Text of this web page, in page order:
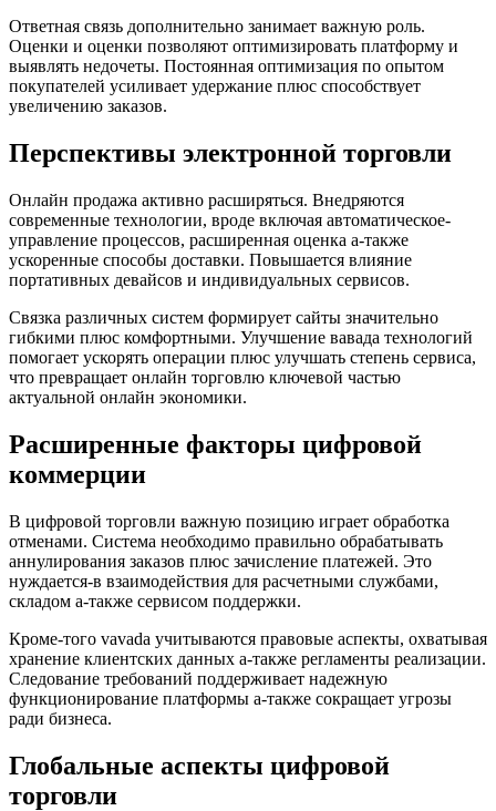
Ответная связь дополнительно занимает важную роль.
Оценки и оценки позволяют оптимизировать платформу и
выявлять недочеты. Постоянная оптимизация по опытом
покупателей усиливает удержание плюс способствует
увеличению заказов.
Перспективы электронной торговли
Онлайн продажа активно расширяться. Внедряются
современные технологии, вроде включая автоматическое-
управление процессов, расширенная оценка а-также
ускоренные способы доставки. Повышается влияние
портативных девайсов и индивидуальных сервисов.
Связка различных систем формирует сайты значительно
гибкими плюс комфортными. Улучшение вавада технологий
помогает ускорять операции плюс улучшать степень сервиса,
что превращает онлайн торговлю ключевой частью
актуальной онлайн экономики.
Расширенные факторы цифровой
коммерции
В цифровой торговли важную позицию играет обработка
отменами. Система необходимо правильно обрабатывать
аннулирования заказов плюс зачисление платежей. Это
нуждается-в взаимодействия для расчетными службами,
складом а-также сервисом поддержки.
Кроме-того vavada учитываются правовые аспекты, охватывая
хранение клиентских данных а-также регламенты реализации.
Следование требований поддерживает надежную
функционирование платформы а-также сокращает угрозы
ради бизнеса.
Глобальные аспекты цифровой
торговли